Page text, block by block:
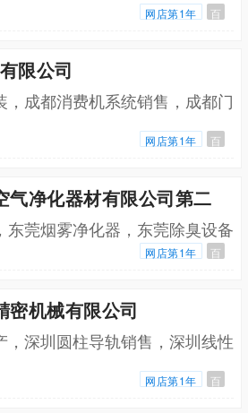
网店第1年 百
限公司
，成都消费机系统销售，成都门
网店第1年 百
气净化器材有限公司第二
东莞烟雾净化器，东莞除臭设备
网店第1年 百
密机械有限公司
，深圳圆柱导轨销售，深圳线性
网店第1年 百